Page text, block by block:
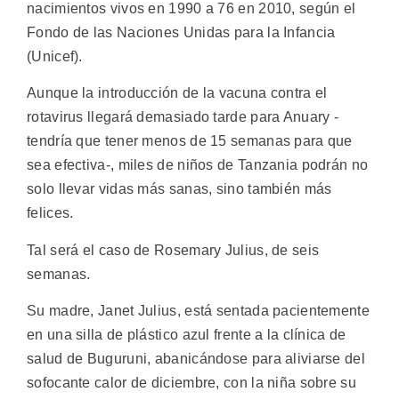
nacimientos vivos en 1990 a 76 en 2010, según el
Fondo de las Naciones Unidas para la Infancia
(Unicef).
Aunque la introducción de la vacuna contra el
rotavirus llegará demasiado tarde para Anuary -
tendría que tener menos de 15 semanas para que
sea efectiva-, miles de niños de Tanzania podrán no
solo llevar vidas más sanas, sino también más
felices.
Tal será el caso de Rosemary Julius, de seis
semanas.
Su madre, Janet Julius, está sentada pacientemente
en una silla de plástico azul frente a la clínica de
salud de Buguruni, abanicándose para aliviarse del
sofocante calor de diciembre, con la niña sobre su